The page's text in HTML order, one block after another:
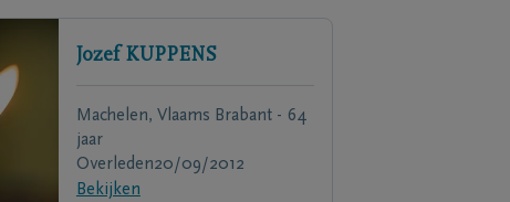
Jozef KUPPENS
Machelen, Vlaams Brabant - 64
jaar
Overleden20/09/2012
Bekijken